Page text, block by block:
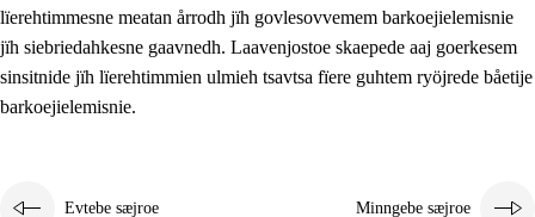
3.3 Gåetie jïh skuvle laavenjostoeh
3.4 Lïerehtimmie learoesïeltesne jïh barkoejielemisnie
3.5 Profesjonsektievoete jïh skuvleevtiedimmie
lïerehtimmesne meatan årrodh jïh govlesovvemem barkoejielemisnie
jïh siebriedahkesne gaavnedh. Laavenjostoe skaepede aaj goerkesem
sinsitnide jïh lïerehtimmien ulmieh tsavtsa fïere guhtem ryöjrede båetije
barkoejielemisnie.
Evtebe sæjroe Minngebe sæjroe